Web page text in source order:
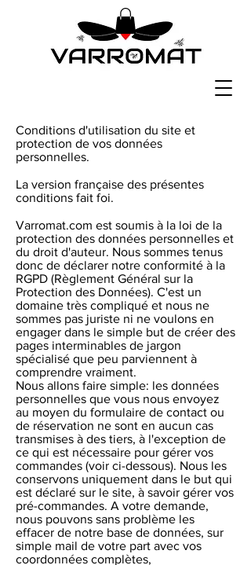
Conditions d'utilisation du site et
protection de vos données
personnelles.
La version française des présentes
conditions fait foi.
Varromat.com est soumis à la loi de la
protection des données personnelles et
du droit d'auteur. Nous sommes tenus
donc de déclarer notre conformité à la
RGPD (Règlement Général sur la
Protection des Données). C'est un
domaine très compliqué et nous ne
sommes pas juriste ni ne voulons en
engager dans le simple but de créer des
pages interminables de jargon
spécialisé que peu parviennent à
comprendre vraiment.
Nous allons faire simple: les données
personnelles que vous nous envoyez
au moyen du formulaire de contact ou
de réservation ne sont en aucun cas
transmises à des tiers, à l'exception de
ce qui est nécessaire pour gérer vos
commandes (voir ci-dessous). Nous les
conservons uniquement dans le but qui
est déclaré sur le site, à savoir gérer vos
pré-commandes. A votre demande,
nous pouvons sans problème les
effacer de notre base de données, sur
simple mail de votre part avec vos
coordonnées complètes,